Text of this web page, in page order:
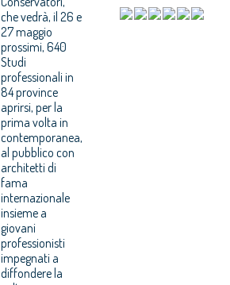
che vedrà, il 26 e
27 maggio
prossimi, 640
Studi
professionali in
84 province
aprirsi, per la
prima volta in
contemporanea,
al pubblico con
architetti di
fama
internazionale
insieme a
giovani
professionisti
impegnati a
diffondere la